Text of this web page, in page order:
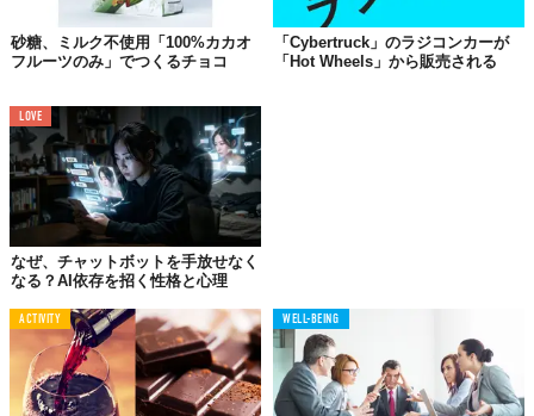
こちらもグレイト・テイスト・アワード受賞の確かな品質を誇る
エシカルチョコレートブランド「LOVE COCOA」。
気候変動への取り組みとして、チョコレートが
本植樹をするプロジェクトを行っています。
砂糖、ミルク不使用「100%カカオ
フルーツのみ」でつくるチョコ
「Cybertruck」のラジコンカーが
「Hot Wheels」から販売される
LOVE
なぜ、チャットボットを手放せなく
なる？AI依存を招く性格と心理
ACTIVITY WELL-BEING